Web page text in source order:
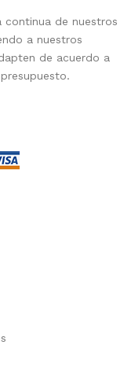
continua de nuestros
a nuestros
de acuerdo a